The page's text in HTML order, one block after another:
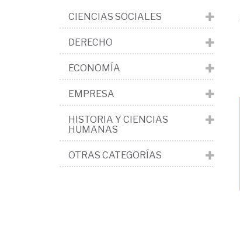
CIENCIAS SOCIALES
DERECHO
ECONOMÍA
EMPRESA
HISTORIA Y CIENCIAS
HUMANAS
OTRAS CATEGORÍAS